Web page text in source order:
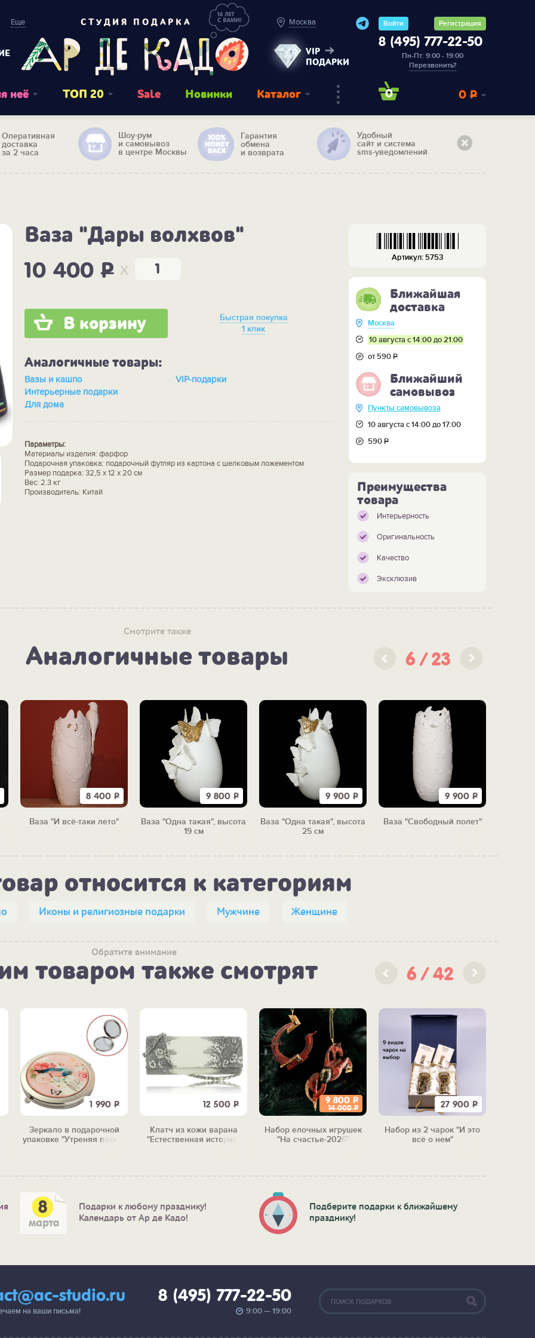
Еще СТУДИЯ ПОДАРКА Москва
VIP
ПОДАРКИ
Войти Регистрация
8 (495) 777-22-50
Пн-Пт: 9:00 - 19:00
Перезвонить?
неё ТОП 20 Sale Новинки Каталог 0 0 Р
Оперативная
доставка
за 2 часа
Шоу-рум
и самовывоз
в центре Москвы
Гарантия
обмена
и возврата
Удобный
сайт и система
sms-уведомлений
Ваза "Дары волхвов"
10 400P x
В корзину
Быстрая покупка
1 клик
Аналогичные товары:
Вазы и кашпо
Интерьерные подарки
Для дома
VIP-подарки
Параметры:
Материалы изделия: фарфор
Подарочная упаковка: подарочный футляр из картона с шелковым ложементом
Размер подарка: 32,5 х 12 х 20 см
Вес: 2.3 кг
Производитель: Китай
Артикул: 5753
Ближайшая
доставка
Москва
10 августа с 14:00 до 21:00
от 590Р
Ближайший
самовывоз
Пункты самовывоза
10 августа с 14:00 до 17:00
590Р
Преимущества
товара
Интерьерность
Оригинальность
Качество
Эксклюзив
Смотрите также
Аналогичные товары 6 23
8 400 Р
Ваза "И всё-таки лето"
9 800 Р
Ваза "Одна такая", высота
19 см
9 900 Р
Ваза "Одна такая", высота
25 см
9 900 Р
Ваза "Свободный полет"
относится к категориям
Иконы и религиозные подарки Мужчине Женщине
Обратите внимание
товаром также смотрят 6 42
1 990 Р
Зеркало в подарочной
упаковке "Утреняя песня"
12 500 Р
Клатч из кожи варана
"Естественная история"
9 800 Р
14 000Р
Набор елочных игрушек
"На счастье-2026"
27 900 Р
Набор из 2 чарок "И это
всё о нем"
Подарки к любому празднику!
Календарь от Ар де Кадо!
Подберите подарки к ближайшему
празднику!
studio.ru
на ваши письма!
8 (495) 777-22-50
9:00 — 19:00